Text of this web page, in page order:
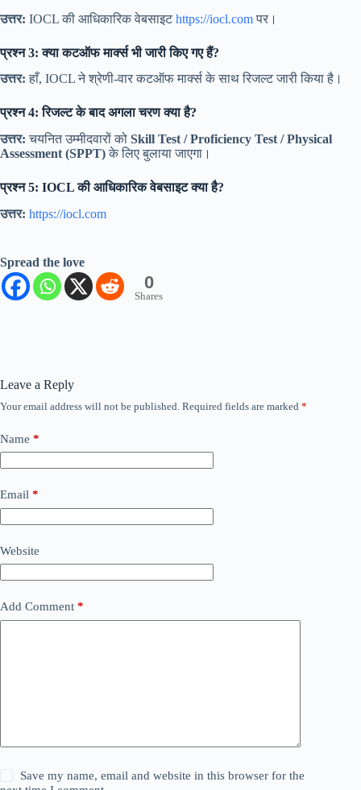
उत्तर: IOCL की आधिकारिक वेबसाइटhttps://iocl.comपर।
प्रश्न 3: क्या कटऑफ मार्क्स भी जारी किए गए हैं?
उत्तर: हाँ, IOCL ने श्रेणी-वार कटऑफ मार्क्स के साथ रिजल्ट जारी किया है।
प्रश्न 4: रिजल्ट के बाद अगला चरण क्या है?
उत्तर: चयनित उम्मीदवारों को Skill Test / Proficiency Test / Physical
Assessment (SPPT)के लिए बुलाया जाएगा।
प्रश्न 5: IOCL की आधिकारिक वेबसाइट क्या है?
उत्तर: https://iocl.com
Spread the love
0
Shares
Leave a Reply
Your email address will not be published. Required fields are marked *
Name *
Email *
Website
Add Comment *
Save my name, email and website in this browser for the